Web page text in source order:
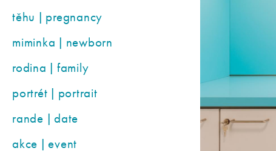
těhu | pregnancy
miminka | newborn
rodina | family
portrét | portrait
rande | date
akce | event